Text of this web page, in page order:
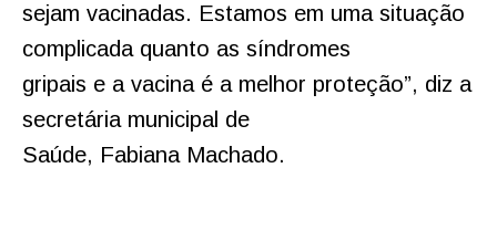
sejam vacinadas. Estamos em uma situação
complicada quanto as síndromes
gripais e a vacina é a melhor proteção”, diz a
secretária municipal de
Saúde, Fabiana Machado.